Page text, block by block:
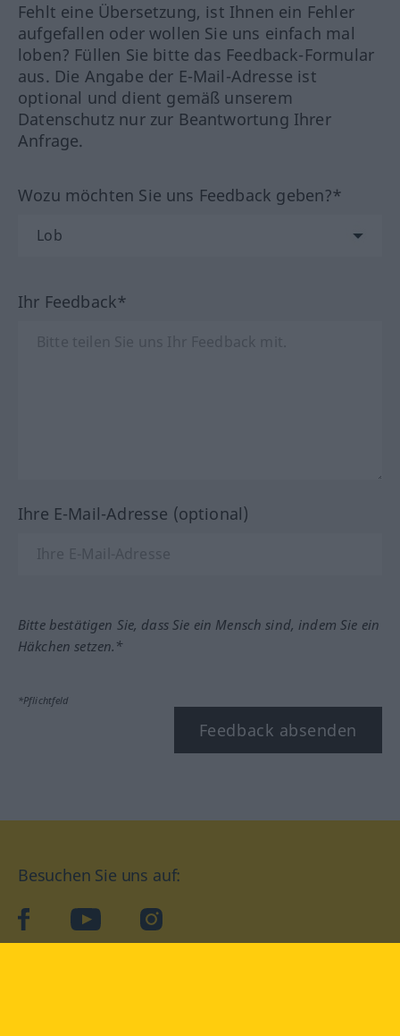
Fehlt eine Übersetzung, ist Ihnen ein Fehler
aufgefallen oder wollen Sie uns einfach mal
loben? Füllen Sie bitte das Feedback-Formular
aus. Die Angabe der E-Mail-Adresse ist
optional und dient gemäß unserem
Datenschutz nur zur Beantwortung Ihrer
Anfrage.
Wozu möchten Sie uns Feedback geben?*
Ihr Feedback*
Ihre E-Mail-Adresse (optional)
Bitte bestätigen Sie, dass Sie ein Mensch sind, indem Sie ein
Häkchen setzen.*
*Pflichtfeld
Feedback absenden
Besuchen Sie uns auf:
facebookYouTube Instagram